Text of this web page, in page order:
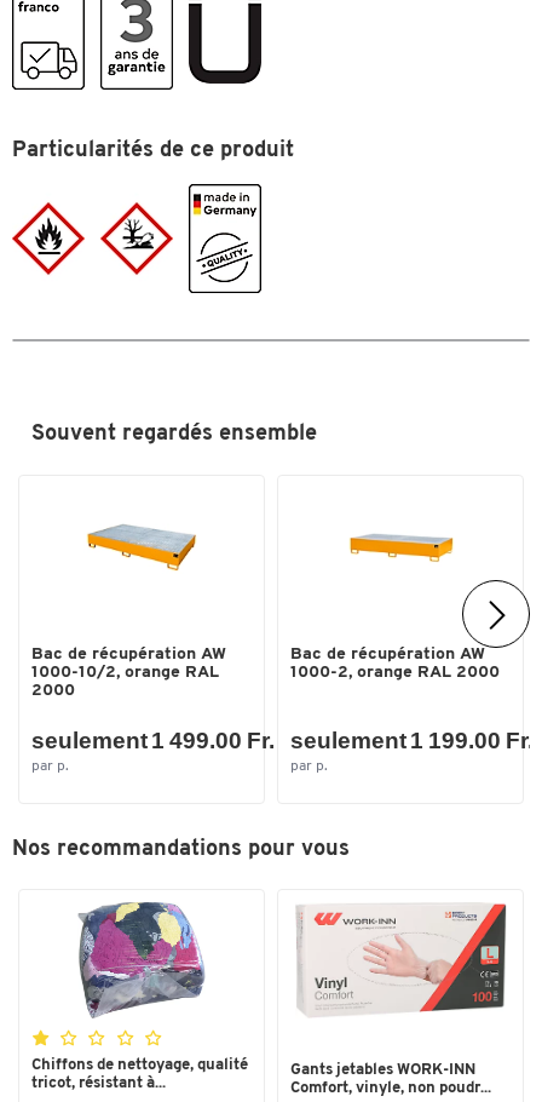
Sans pièce jointe de remplissage
Disponible en différentes couleurs RAL, également
disponible en version galvanisée à chaud selon la norme EN
galvanisée
Poids: 314 kg chacun (pour les spécimens peints dans les
couleurs RAL) ou 338 kg (pour la version galvanisée à chaud)
Garantie: 3 ans
(mm)
Matériau
Matériaux d'isolation
Norme
Poids (kg)
substances dangereuses pour
Volume de collecte (litres)
galvanisé à chaud EN ISO 1461
Dimensions
Longueur (mm)
Particularités de ce produit
Souvent regardés ensemble
Bac de récupération AW
1000-10/2, orange RAL
2000
seulement 1 499.00 Fr.
par p.
Bac de récupération AW
1000-2, orange RAL 2000
seulement 1 199.00 Fr.
par p.
Nos recommandations pour vous
Chiffons de nettoyage, qualité
tricot, résistant à...
Gants jetables WORK-INN
Comfort, vinyle, non poudr...
Toucher deux fois pour zoomer